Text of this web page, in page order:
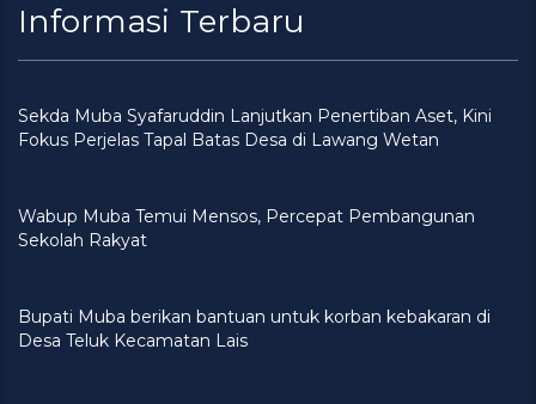
Informasi Terbaru
Sekda Muba Syafaruddin Lanjutkan Penertiban Aset, Kini
Fokus Perjelas Tapal Batas Desa di Lawang Wetan
Wabup Muba Temui Mensos, Percepat Pembangunan
Sekolah Rakyat
Bupati Muba berikan bantuan untuk korban kebakaran di
Desa Teluk Kecamatan Lais